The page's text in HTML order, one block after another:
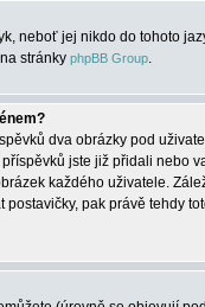
neboť jej nikdo do tohoto
stránky phpBB Group.
dva obrázky pod
jste již přidali nebo
každého uživatele.
pak právě tehdy